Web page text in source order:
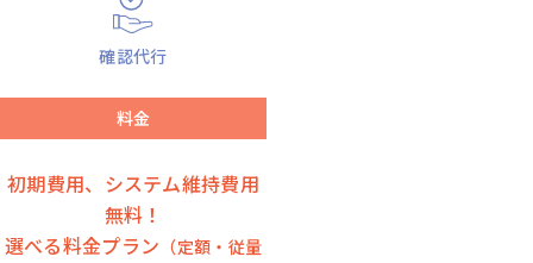
確認代行
料金
初期費用、システム維持費用
無料！
選べる料金プラン （定額・従量